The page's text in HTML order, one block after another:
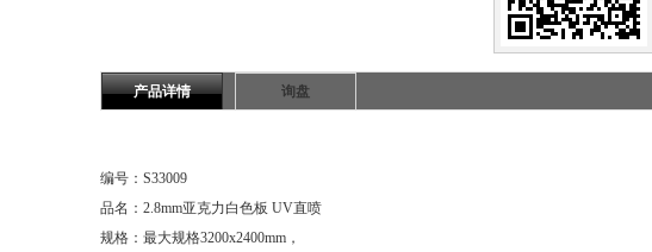
产品详情 询盘
编号：S33009
品名：2.8mm亚克力白色板 UV直喷
规格：最大规格3200x2400mm，